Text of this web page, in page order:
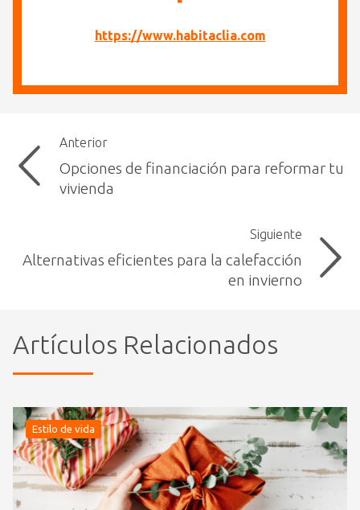
https://www.habitaclia.com
Anterior
Opciones de financiación para reformar tu
vivienda
Siguiente
Alternativas eficientes para la calefacción
en invierno
Artículos Relacionados
Estilo de vida